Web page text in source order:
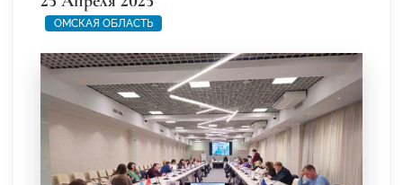
ОМСКАЯ ОБЛАСТЬ